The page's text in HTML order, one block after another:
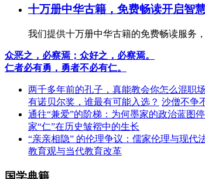
十万册中华古籍，免费畅读开启智
我们提供十万册中华古籍的免费畅读服务
众恶之，必察焉；众好之，必察焉。
仁者必有勇，勇者不必有仁。
两千多年前的孔子，真能教会你怎么混职
有诺贝尔奖，谁最有可能入选？ 沙僧不争
通往“兼爱”的阶梯：为何墨家的政治蓝图
家“仁”在历史皱褶中的生长
“亲亲相隐” 的伦理争议：儒家伦理与现代
教育观与当代教育改革
国学典籍